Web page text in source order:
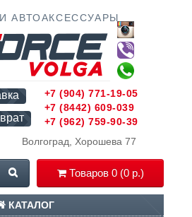
АВТОАКСЕССУАРЫ
Волгоград, Хорошева 77
Товаров 0 (0 р.)
+7 (904) 771-19-05
+7 (8442) 609-039
+7 (962) 759-90-39
КАТАЛОГ